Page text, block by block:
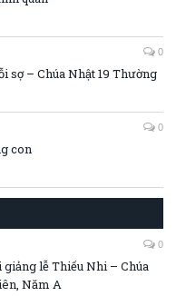
0
sợ – Chúa Nhật 19 Thường
0
con
0
lễ Thiếu Nhi – Chúa
Năm A